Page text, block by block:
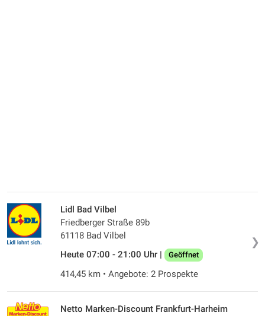
❯
Lidl Bad Vilbel
Friedberger Straße 89b
61118 Bad Vilbel
Heute 07:00 - 21:00 Uhr |
Geöffnet
414,45 km • Angebote: 2 Prospekte
Netto Marken-Discount Frankfurt-Harheim